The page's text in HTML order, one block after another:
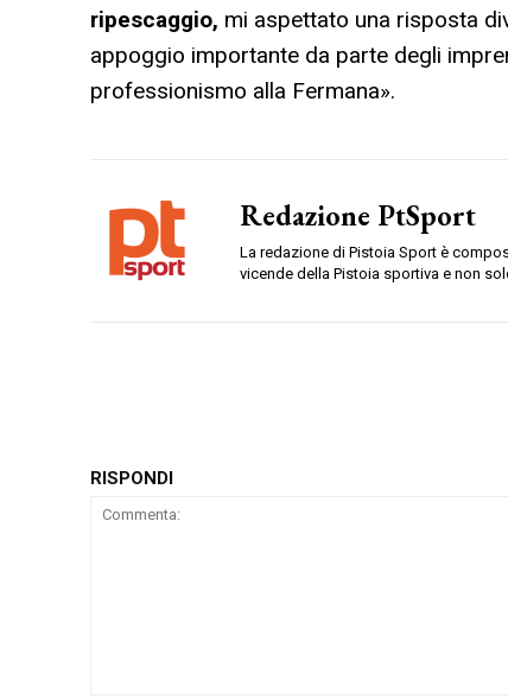
ripescaggio, mi aspettato una risposta
appoggio importante da parte degli
professionismo alla Fermana».
Redazione PtSport
La redazione di Pistoia Sport è
vicende della Pistoia sportiva e non
RISPONDI